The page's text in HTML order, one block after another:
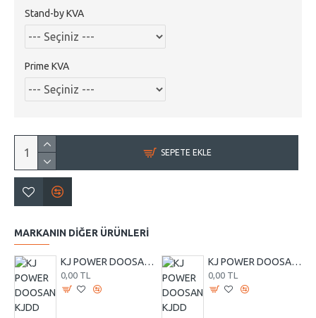
Stand-by KVA
Prime KVA
SEPETE EKLE
MARKANIN DIĞER ÜRÜNLERI
KJ POWER DOOSAN KJDD 1000 KVA OTOMATİK KABİNLİ DİZEL JENERATÖR
0,00 TL
KJ POWER DOOSAN KJDD 170 KVA OTOMATİK KABİNLİ DİZEL JENERATÖR
0,00 TL